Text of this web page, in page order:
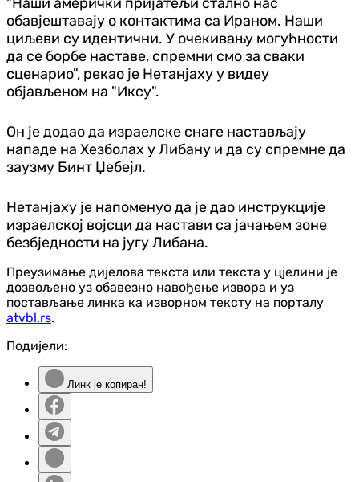
обавјештавају о контактима са Ираном. Наши
циљеви су идентични. У очекивању могућности
да се борбе наставе, спремни смо за сваки
сценарио", рекао је Нетанјаху у видеу
објављеном на "Иксу".
Он је додао да израелске снаге настављају
нападе на Хезболах у Либану и да су спремне да
заузму Бинт Џебејл.
Нетанјаху је напоменуо да је дао инструкције
израелској војсци да настави са јачањем зоне
безбједности на југу Либана.
Преузимање дијелова текста или текста у цјелини је
дозвољено уз обавезно навођење извора и уз
постављање линка ка изворном тексту на порталу
atvbl.rs.
Подијели:
Линк је копиран!